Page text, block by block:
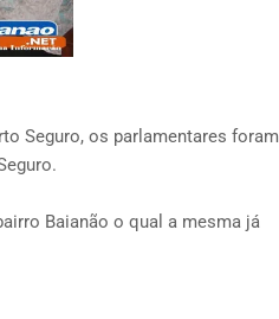
Seguro, os parlamentares foram
Baianão o qual a mesma já